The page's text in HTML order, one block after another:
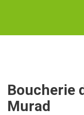
Boucherie
Murad